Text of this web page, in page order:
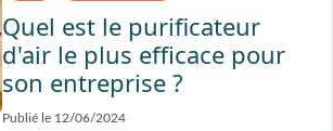
Quel est le purificateur
d'air le plus efficace pour
son entreprise ?
Publié le 12/06/2024